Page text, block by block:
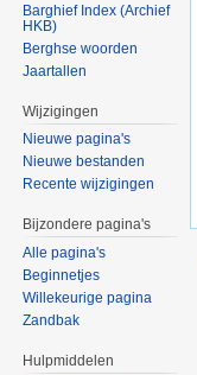
Barghief Index (Archief
HKB)
Berghse woorden
Jaartallen
Wijzigingen
Nieuwe pagina's
Nieuwe bestanden
Recente wijzigingen
Bijzondere pagina's
Alle pagina's
Beginnetjes
Willekeurige pagina
Zandbak
Hulpmiddelen